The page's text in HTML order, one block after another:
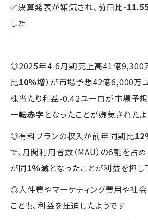
✅決算発表が嫌気され、前日比-
した
◎2025年4-6月期売上高41億9,300
比10％増）が市場予想42億6,000万
株当たり利益-0.42ユーロが市場予
一転赤字 となったことが嫌気された
◎有料プランの収入が前年同期比12
で、月間利用者数（MAU）の6割を占
が同1％減となったことが利益を押
◎人件費やマーケティング費用や社
ことも、利益を圧迫したようです